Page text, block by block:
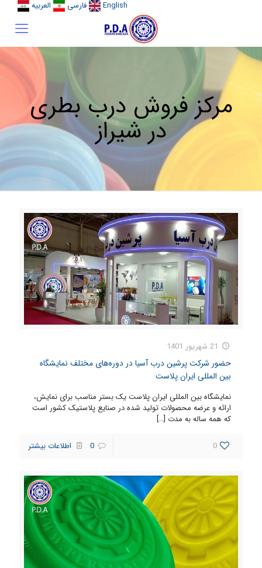
English فارسی العربیه
مرکز فروش درب بطری
در شیراز
21 شهریور 1401
حضور شرکت پرشین درب آسیا در دوره‌های مختلف نمایشگاه
بین المللی ایران پلاست
نمایشگاه بین المللی ایران پلاست یک بستر مناسب برای نمایش،
ارائه و عرضه محصولات تولید شده در صنایع پلاستیک کشور است
که همه ساله به مدت […]
0
0 اطلاعات بیشتر